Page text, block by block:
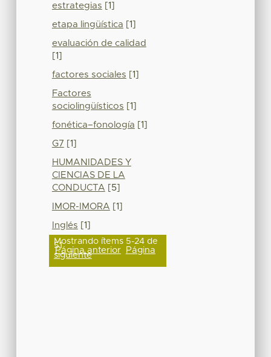
estrategias [1]
etapa lingüística [1]
evaluación de calidad
[1]
factores sociales [1]
Factores
sociolingüísticos [1]
fonética–fonología [1]
G7 [1]
HUMANIDADES Y
CIENCIAS DE LA
CONDUCTA [5]
IMOR-IMORA [1]
Inglés [1]
Mostrando ítems 5-24 de
51
Página anterior Página
siguiente